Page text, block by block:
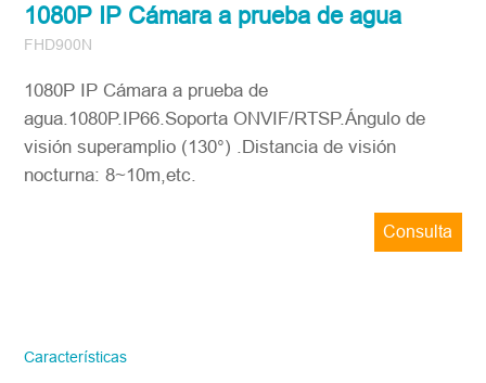
1080P IP Cámara a prueba de agua
FHD900N
1080P IP Cámara a prueba de
agua.1080P.IP66.Soporta ONVIF/RTSP​.Ángulo de
visión superamplio (130°) .Distancia de visión
nocturna: 8~10m,etc.
Consulta
región/país. ¡Te responderemos lo antes
Características